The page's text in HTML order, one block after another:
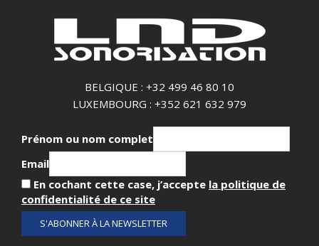
BELGIQUE : +32 499 46 80 10
LUXEMBOURG : +352 621 632 979
Prénom ou nom complet
Email
En cochant cette case, j’accepte la politique de
confidentialité de ce site